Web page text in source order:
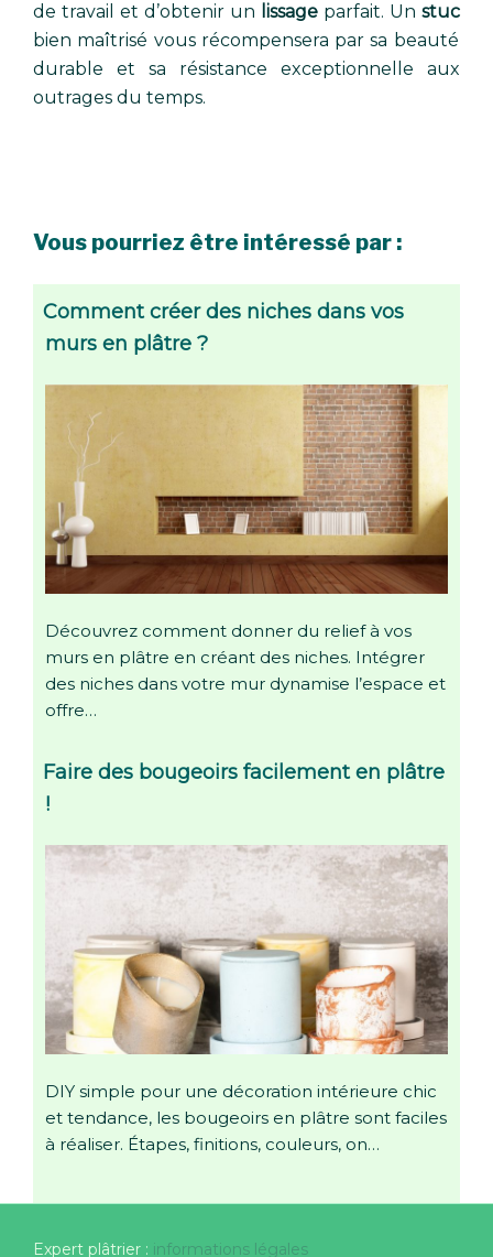
de travail et d’obtenir un lissage parfait. Un stuc
bien maîtrisé vous récompensera par sa beauté
durable et sa résistance exceptionnelle aux
outrages du temps.
Vous pourriez être intéressé par :
Comment créer des niches dans vos
murs en plâtre ?
Découvrez comment donner du relief à vos
murs en plâtre en créant des niches. Intégrer
des niches dans votre mur dynamise l’espace et
offre…
Faire des bougeoirs facilement en plâtre
!
DIY simple pour une décoration intérieure chic
et tendance, les bougeoirs en plâtre sont faciles
à réaliser. Étapes, finitions, couleurs, on…
Expert plâtrier : informations légales